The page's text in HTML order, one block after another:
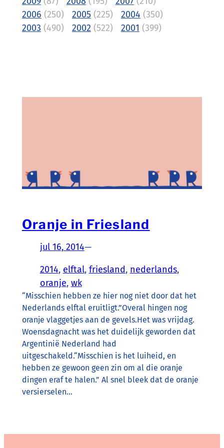
2006 (250) 2005(225) 2004 (350)
2003 (490) 2002 (522) 2001 (399)
Oranje in Friesland
jul 16, 2014—
2014, elftal, friesland, nederlands,
oranje, wk
“Misschien hebben ze hier nog niet door dat het
Nederlands elftal eruitligt.”Overal hingen nog
oranje vlaggetjes aan de gevels.Het was vrijdag.
Woensdagnacht was het duidelijk geworden dat
Argentinië Nederland had
uitgeschakeld.“Misschien is het luiheid, en
hebben ze gewoon geen zin om al die oranje
dingen eraf te halen.” Al snel bleek dat de oranje
versierselen…